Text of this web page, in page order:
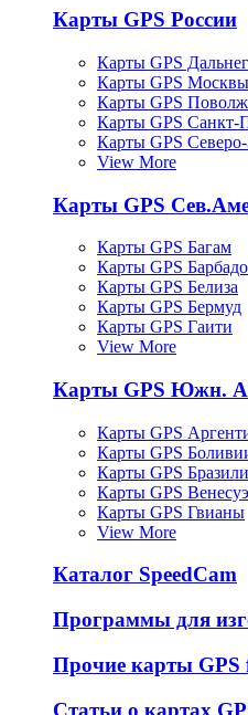
Карты GPS России
Карты GPS
Карты GPS Москвы
Карты GPS
Карты GPS Санкт-
Карты GPS Северо-
View More
Карты GPS
Карты GPS Багам
Карты GPS
Карты GPS Белиза
Карты GPS Бермуд
Карты GPS Гаити
View More
Карты GPS Южн.
Карты GPS
Карты GPS
Карты GPS
Карты GPS
Карты GPS Гвианы
View More
Каталог SpeedCam
Программы для
Прочие карты GPS
Статьи о картах